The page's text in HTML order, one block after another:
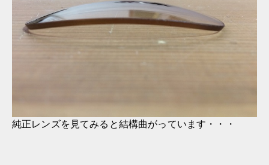
純正レンズを見てみると結構曲がっています・・・